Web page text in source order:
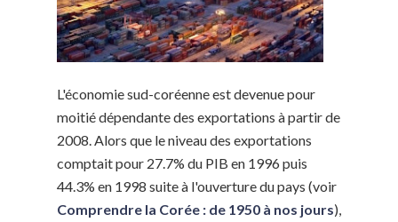
L'économie sud-coréenne est devenue pour
moitié dépendante des exportations à partir de
2008. Alors que le niveau des exportations
comptait pour 27.7% du PIB en 1996 puis
44.3% en 1998 suite à l'ouverture du pays (voir
Comprendre la Corée : de 1950 à nos jours),